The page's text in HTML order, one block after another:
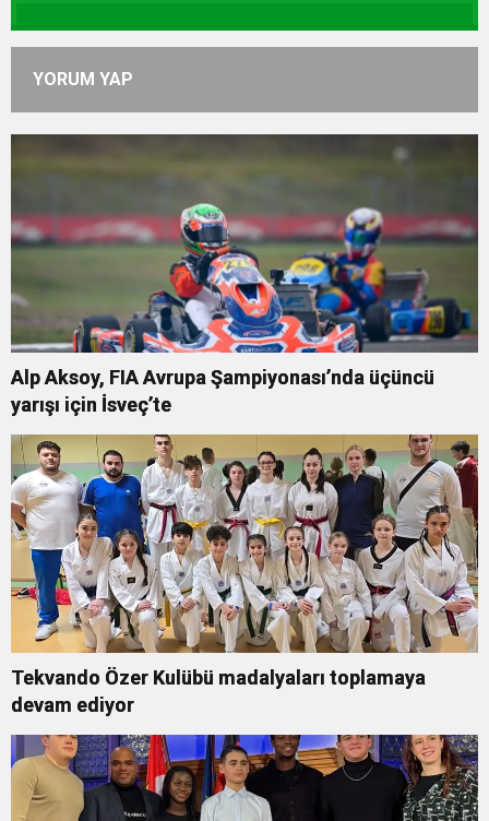
YORUM YAP
Alp Aksoy, FIA Avrupa Şampiyonası’nda üçüncü
yarışı için İsveç’te
Tekvando Özer Kulübü madalyaları toplamaya
devam ediyor